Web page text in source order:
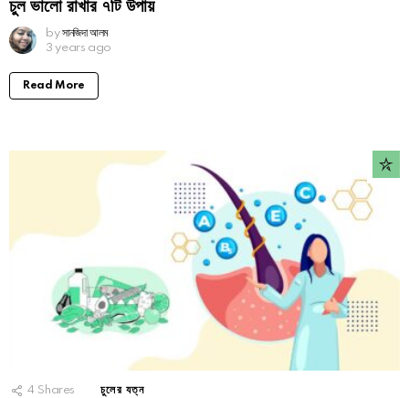
চুল ভালো রাখার ৭টি উপায়
by সানজিদা আলম
3 years ago
Read More
4 Shares চুলের যত্ন